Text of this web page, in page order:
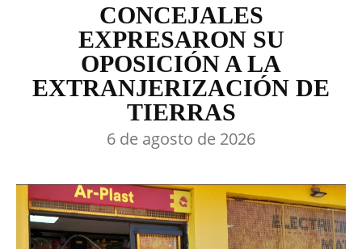
CONCEJALES
EXPRESARON SU
OPOSICIÓN A LA
EXTRANJERIZACIÓN DE
TIERRAS
6 de agosto de 2026